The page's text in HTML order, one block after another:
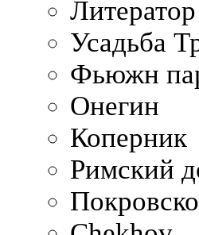
Литератор
Усадьба
Фьюжн
Онегин
Коперник
Римский